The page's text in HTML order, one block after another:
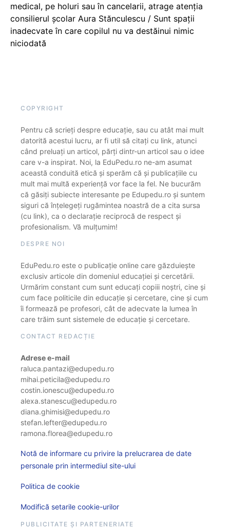
medical, pe holuri sau în cancelarii, atrage atenția
consilierul școlar Aura Stănculescu / Sunt spații
inadecvate în care copilul nu va destăinui nimic
niciodată
COPYRIGHT
Pentru că scrieți despre educație, sau cu atât mai mult
datorită acestui lucru, ar fi util să citați cu link, atunci
când preluați un articol, părți dintr-un articol sau o idee
care v-a inspirat. Noi, la EduPedu.ro ne-am asumat
această conduită etică și sperăm că și publicațiile cu
mult mai multă experiență vor face la fel. Ne bucurăm
că găsiți subiecte interesante pe Edupedu.ro și suntem
siguri că înțelegeți rugămintea noastră de a cita sursa
(cu link), ca o declarație reciprocă de respect și
profesionalism. Vă mulțumim!
DESPRE NOI
EduPedu.ro este o publicație online care găzduiește
exclusiv articole din domeniul educației și cercetării.
Urmărim constant cum sunt educați copiii noștri, cine și
cum face politicile din educație și cercetare, cine și cum
îi formează pe profesori, cât de adecvate la lumea în
care trăim sunt sistemele de educație și cercetare.
CONTACT REDACȚIE
Adrese e-mail
raluca.pantazi@edupedu.ro
mihai.peticila@edupedu.ro
costin.ionescu@edupedu.ro
alexa.stanescu@edupedu.ro
diana.ghimisi@edupedu.ro
stefan.lefter@edupedu.ro
ramona.florea@edupedu.ro
Notă de informare cu privire la prelucrarea de date
personale prin intermediul site-ului
Politica de cookie
Modifică setarile cookie-urilor
PUBLICITATE ȘI PARTENERIATE